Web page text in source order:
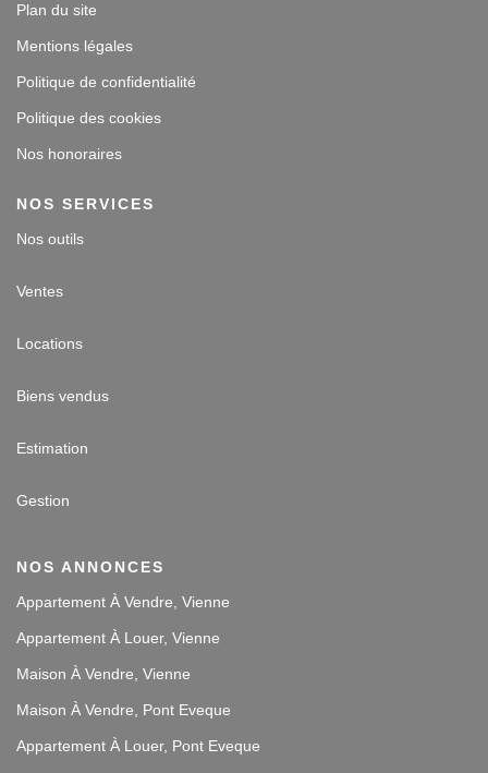
Plan du site
Mentions légales
Politique de confidentialité
Politique des cookies
Nos honoraires
NOS SERVICES
Nos outils
Ventes
Locations
Biens vendus
Estimation
Gestion
NOS ANNONCES
Appartement À Vendre, Vienne
Appartement À Louer, Vienne
Maison À Vendre, Vienne
Maison À Vendre, Pont Eveque
Appartement À Louer, Pont Eveque